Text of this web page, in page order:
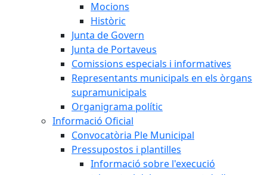
Mocions
Històric
Junta de Govern
Junta de Portaveus
Comissions especials i informatives
Representants municipals en els òrgans
supramunicipals
Organigrama polític
Informació Oficial
Convocatòria Ple Municipal
Pressupostos i plantilles
Informació sobre l'execució